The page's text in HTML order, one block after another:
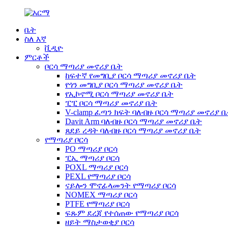
ቤት
ስለ እኛ
ቪዲዮ
ምርቶች
ቦርሳ ማጣሪያ መኖሪያ ቤት
ከፍተኛ የመግቢያ ቦርሳ ማጣሪያ መኖሪያ ቤት
የጎን መግቢያ ቦርሳ ማጣሪያ መኖሪያ ቤት
የኢኮኖሚ ቦርሳ ማጣሪያ መኖሪያ ቤት
ፒፒ ቦርሳ ማጣሪያ መኖሪያ ቤት
V-clamp ፈጣን ክፍት ባለብዙ ቦርሳ ማጣሪያ መኖሪያ
Davit Arm ባለብዙ ቦርሳ ማጣሪያ መኖሪያ ቤት
ጸደይ ረዳት ባለብዙ ቦርሳ ማጣሪያ መኖሪያ ቤት
የማጣሪያ ቦርሳ
PO ማጣሪያ ቦርሳ
ፒኢ ማጣሪያ ቦርሳ
POXL ማጣሪያ ቦርሳ
PEXL የማጣሪያ ቦርሳ
ናይሎን ሞኖፊላመንት የማጣሪያ ቦርሳ
NOMEX ማጣሪያ ቦርሳ
PTFE የማጣሪያ ቦርሳ
ፍጹም ደረጃ የተሰጠው የማጣሪያ ቦርሳ
ዘይት ማስታወቂያ ቦርሳ